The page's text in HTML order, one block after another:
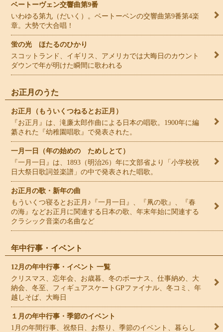
ベートーヴェン交響曲第9番
いわゆる第九（だいく）。ベートーベンの交響曲第9番第4楽
章。大勢で大合唱！
蛍の光 ほたるのひかり
スコットランド、イギリス、アメリカでは大晦日のカウント
ダウンで年が明けた瞬間に歌われる
お正月のうた
お正月（もういくつねるとお正月）
『お正月』は、滝廉太郎作曲による日本の唱歌。1900年に編
纂された『幼稚園唱歌』で発表された。
一月一日（年の始めの ためしとて）
『一月一日』は、1893（明治26）年に文部省より「小学校祝
日大祭日歌詞並楽譜」の中で発表された唱歌。
お正月の歌・新年の曲
もういくつ寝るとお正月♪『一月一日』、『凧の歌』、『春
の海』などお正月に関連する日本の歌、年末年始に関連する
クラシック音楽の名曲など
年中行事・イベント
12月の年中行事・イベント 一覧
クリスマス、忘年会、お歳暮、冬のボーナス、仕事納め、大
納会、冬至、フィギュアスケートGPファイナル、冬コミ、年
越しそば、大晦日
１月の年中行事・季節のイベント
1月の年間行事、祝祭日、お祭り、季節のイベント、暮らし